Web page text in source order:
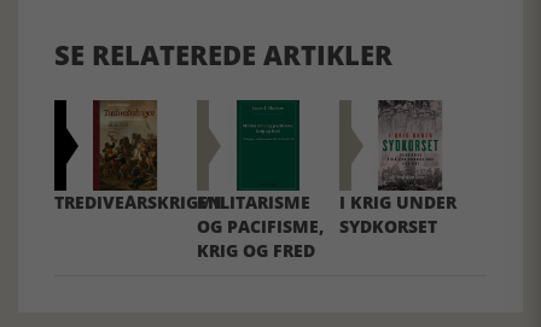
SE RELATEREDE ARTIKLER
TREDIVEÅRSKRIGENMILITARISME
OG PACIFISME,
KRIG OG FRED
I KRIG UNDER
SYDKORSET